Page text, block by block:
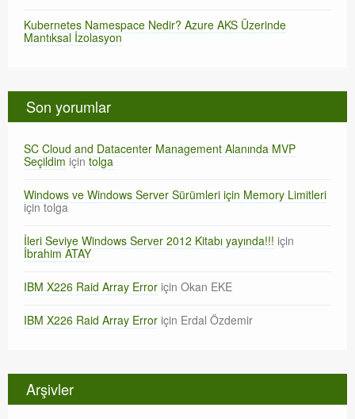
Kubernetes Namespace Nedir? Azure AKS Üzerinde
Mantıksal İzolasyon
Son yorumlar
SC Cloud and Datacenter Management Alanında MVP
Seçildimiçintolga
Windows ve Windows Server Sürümleri için Memory Limitleri
içintolga
İleri Seviye Windows Server 2012 Kitabı yayında!!! için
İbrahim ATAY
IBM X226 Raid Array Error için Okan EKE
IBM X226 Raid Array Error için Erdal Özdemir
Arşivler